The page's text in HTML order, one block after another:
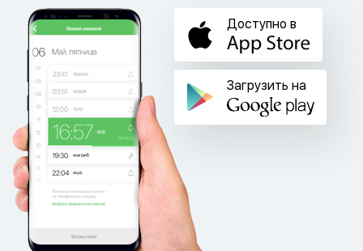
Доступно в
Загрузить на